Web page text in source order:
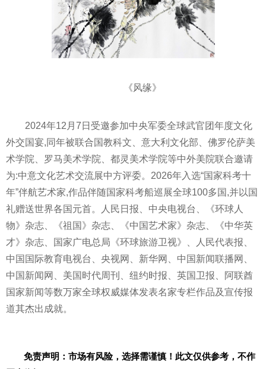
《风缘》
2024年12月7日受邀参加中央军委全球武官团年度文化
外交国宴,同年被联合国教科文、意大利文化部、佛罗伦萨美
术学院、罗马美术学院、都灵美术学院等中外美院联合邀请
为:中意文化艺术交流展中方评委。2026年入选“国家科考十
年”伴航艺术家,作品伴随国家科考船巡展全球100多国,并以国
礼赠送世界各国元首。人民日报、中央电视台、《环球人
物》杂志、《祖国》杂志、《中国艺术家》杂志、《中华英
才》杂志、国家广电总局《环球旅游卫视》、人民代表报、
中国国际教育电视台、央视网、新华网、中国新闻联播网、
中国新闻网、美国时代周刊、纽约时报、英国卫报、阿联酋
国家新闻等数万家全球权威媒体发表名家专栏作品及宣传报
道其杰出成就。
免责声明：市场有风险，选择需谨慎！此文仅供参考，不作